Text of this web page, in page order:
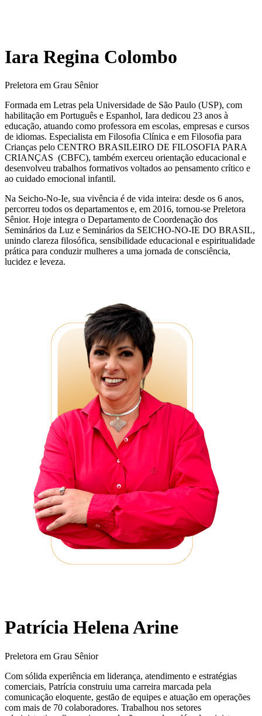
Iara Regina Colombo
Preletora em Grau Sênior
Formada em Letras pela Universidade de São Paulo (USP), com
habilitação em Português e Espanhol, Iara dedicou 23 anos à
educação, atuando como professora em escolas, empresas e cursos
de idiomas. Especialista em Filosofia Clínica e em Filosofia para
Crianças pelo CENTRO BRASILEIRO DE FILOSOFIA PARA
CRIANÇAS (CBFC), também exerceu orientação educacional e
desenvolveu trabalhos formativos voltados ao pensamento crítico e
ao cuidado emocional infantil.
Na Seicho-No-Ie, sua vivência é de vida inteira: desde os 6 anos,
percorreu todos os departamentos e, em 2016, tornou-se Preletora
Sênior. Hoje integra o Departamento de Coordenação dos
Seminários da Luz e Seminários da SEICHO-NO-IE DO BRASIL,
unindo clareza filosófica, sensibilidade educacional e espiritualidade
prática para conduzir mulheres a uma jornada de consciência,
lucidez e leveza.
Patrícia Helena Arine
Preletora em Grau Sênior
Com sólida experiência em liderança, atendimento e estratégias
comerciais, Patrícia construiu uma carreira marcada pela
comunicação eloquente, gestão de equipes e atuação em operações
com mais de 70 colaboradores. Trabalhou nos setores